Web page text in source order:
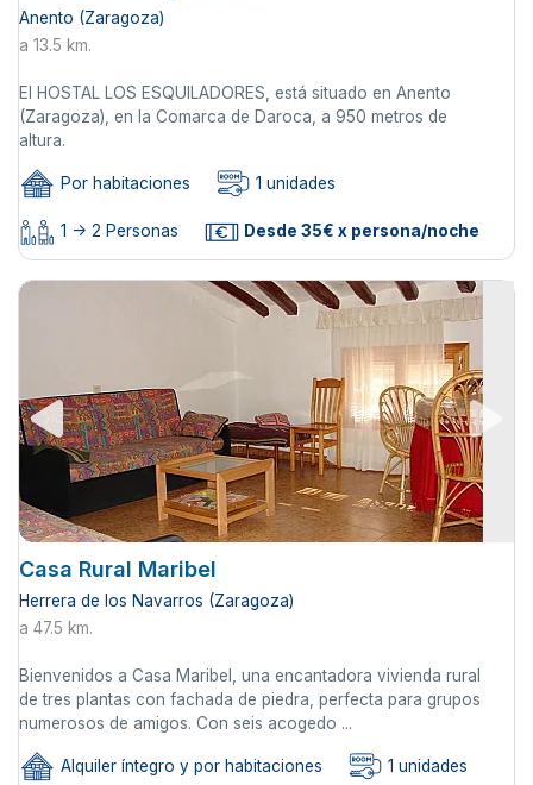
Anento (Zaragoza)
a 13.5 km.
El HOSTAL LOS ESQUILADORES, está situado en Anento
(Zaragoza), en la Comarca de Daroca, a 950 metros de
altura.
Por habitaciones 1 unidades
1 -> 2 Personas Desde 35€ x persona/noche
Casa Rural Maribel
Herrera de los Navarros (Zaragoza)
a 47.5 km.
Bienvenidos a Casa Maribel, una encantadora vivienda rural
de tres plantas con fachada de piedra, perfecta para grupos
numerosos de amigos. Con seis acogedo ...
Alquiler íntegro y por habitaciones 1 unidades